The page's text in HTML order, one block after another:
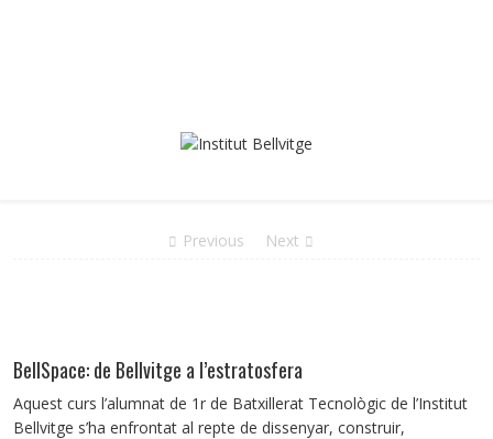
Previous Next
BellSpace: de Bellvitge a l’estratosfera
Aquest curs l’alumnat de 1r de Batxillerat Tecnològic de l’Institut
Bellvitge s’ha enfrontat al repte de dissenyar, construir,